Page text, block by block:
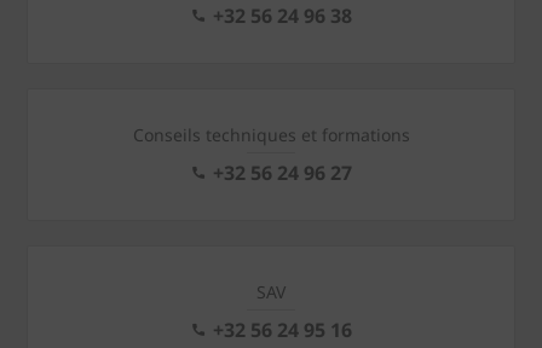
+32 56 24 96 38
Conseils techniques et formations
+32 56 24 96 27
SAV
+32 56 24 95 16